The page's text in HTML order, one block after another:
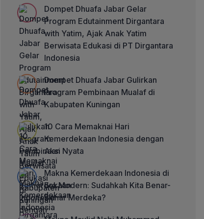
Dompet Dhuafa Jabar Gelar
Program Edutainment Dirgantara
with Yatim, Ajak Anak Yatim
Berwisata Edukasi di PT Dirgantara
Indonesia
Dompet Dhuafa Jabar Gulirkan
Program Pembinaan Mualaf di
Kabupaten Kuningan
10 Cara Memaknai Hari
Kemerdekaan Indonesia dengan
Aksi Nyata
Makna Kemerdekaan Indonesia di
Era Modern: Sudahkah Kita Benar-
Benar Merdeka?